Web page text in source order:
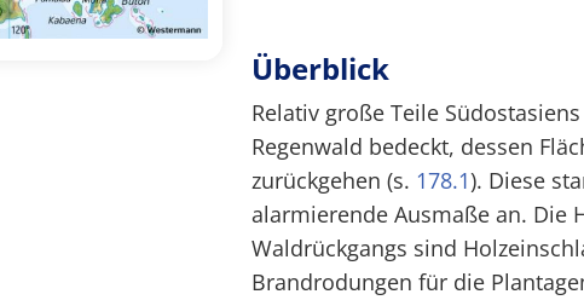
Überblick
Relativ große Teile
Regenwald bedeckt, dessen
zurückgehen (s. 178.1). Diese
alarmierende Ausmaße an. Die
Waldrückgangs sind
Brandrodungen für die